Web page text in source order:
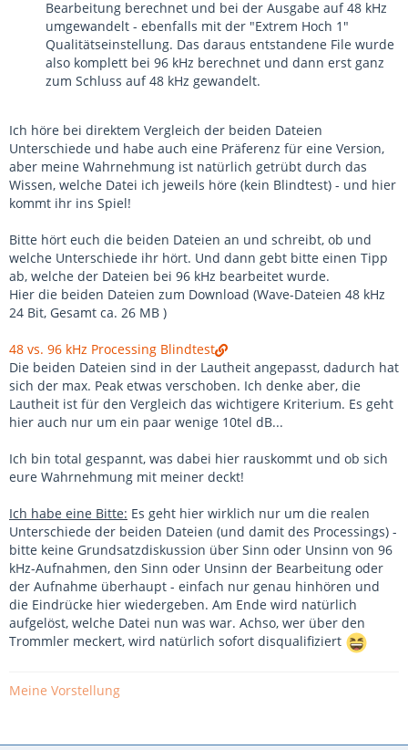
Bearbeitung berechnet und bei der Ausgabe auf 48 kHz
umgewandelt - ebenfalls mit der "Extrem Hoch 1"
Qualitätseinstellung. Das daraus entstandene File wurde
also komplett bei 96 kHz berechnet und dann erst ganz
zum Schluss auf 48 kHz gewandelt.
Ich höre bei direktem Vergleich der beiden Dateien
Unterschiede und habe auch eine Präferenz für eine Version,
aber meine Wahrnehmung ist natürlich getrübt durch das
Wissen, welche Datei ich jeweils höre (kein Blindtest) - und hier
kommt ihr ins Spiel!
Bitte hört euch die beiden Dateien an und schreibt, ob und
welche Unterschiede ihr hört. Und dann gebt bitte einen Tipp
ab, welche der Dateien bei 96 kHz bearbeitet wurde.
Hier die beiden Dateien zum Download (Wave-Dateien 48 kHz
24 Bit, Gesamt ca. 26 MB )
48 vs. 96 kHz Processing Blindtest
Die beiden Dateien sind in der Lautheit angepasst, dadurch hat
sich der max. Peak etwas verschoben. Ich denke aber, die
Lautheit ist für den Vergleich das wichtigere Kriterium. Es geht
hier auch nur um ein paar wenige 10tel dB...
Ich bin total gespannt, was dabei hier rauskommt und ob sich
eure Wahrnehmung mit meiner deckt!
Ich habe eine Bitte: Es geht hier wirklich nur um die realen
Unterschiede der beiden Dateien (und damit des Processings) -
bitte keine Grundsatzdiskussion über Sinn oder Unsinn von 96
kHz-Aufnahmen, den Sinn oder Unsinn der Bearbeitung oder
der Aufnahme überhaupt - einfach nur genau hinhören und
die Eindrücke hier wiedergeben. Am Ende wird natürlich
aufgelöst, welche Datei nun was war. Achso, wer über den
Trommler meckert, wird natürlich sofort disqualifiziert
Meine Vorstellung